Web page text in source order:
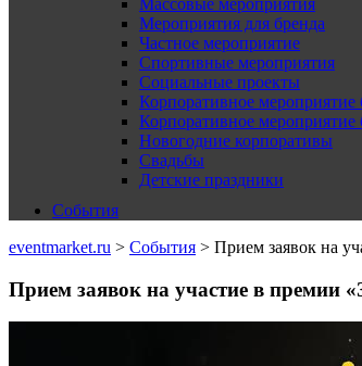
Массовые мероприятия
Мероприятия для бренда
Частное мероприятие
Спортивные мероприятия
Социальные проекты
Корпоративное мероприятие
Корпоративное
Новогодние корпоративы
Свадьбы
Детские праздники
События
eventmarket.ru > События > Прием заявок на
Прием заявок на участие в премии